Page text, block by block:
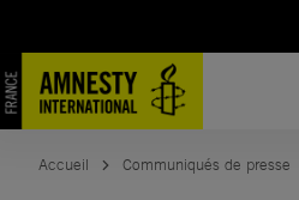
contenu
Accueil Communiqués de presse